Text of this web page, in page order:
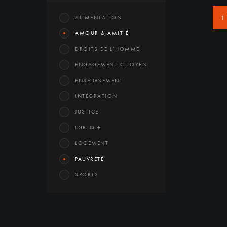
ALIMENTATION
AMOUR & AMITIÉ
DROITS DE L’HOMME
ENGAGEMENT CITOYEN
ENSEIGNEMENT
INTÉGRATION
JUSTICE
LGBTQI+
LOGEMENT
PAUVRETÉ
SPORTS
1